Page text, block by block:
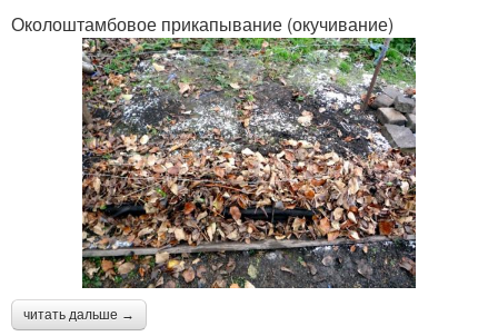
Околоштамбовое прикапывание (окучивание)
читать дальше →